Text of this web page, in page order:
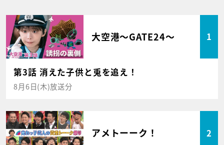
大空港～GATE24～ 1
第3話 消えた子供と兎を追え！
8月6日(木)放送分
アメトーーク！ 2